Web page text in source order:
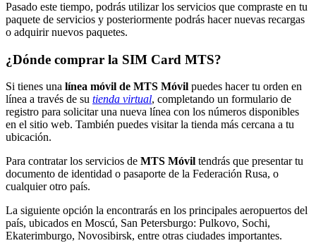
Pasado este tiempo, podrás utilizar los servicios que compraste en tu
paquete de servicios y posteriormente podrás hacer nuevas recargas
o adquirir nuevos paquetes.
¿Dónde comprar la SIM Card MTS?
Si tienes una línea móvil de MTS Móvil puedes hacer tu orden en
línea a través de su tienda virtual, completando un formulario de
registro para solicitar una nueva línea con los números disponibles
en el sitio web. También puedes visitar la tienda más cercana a tu
ubicación.
Para contratar los servicios de MTS Móvil tendrás que presentar tu
documento de identidad o pasaporte de la Federación Rusa, o
cualquier otro país.
La siguiente opción la encontrarás en los principales aeropuertos del
país, ubicados en Moscú, San Petersburgo: Pulkovo, Sochi,
Ekaterimburgo, Novosibirsk, entre otras ciudades importantes.